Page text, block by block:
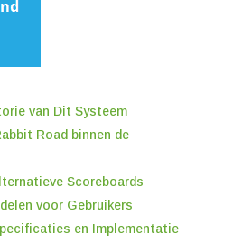
van Dit Systeem
Road binnen de
Scoreboards
voor Gebruikers
en Implementatie